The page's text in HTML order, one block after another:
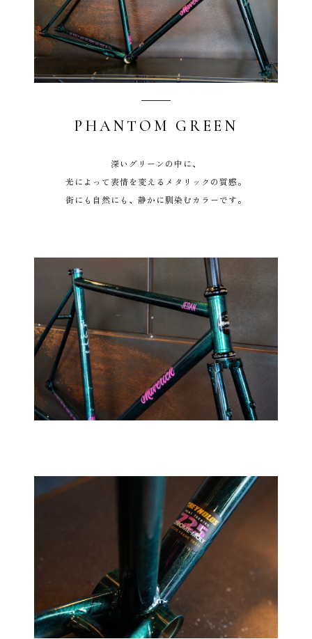
PHANTOM GREEN
深いグリーンの中に、
光によって表情を変えるメタリックの質感。
街にも自然にも、静かに馴染むカラーです。